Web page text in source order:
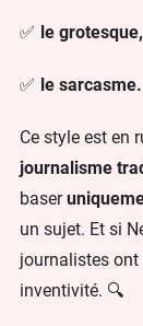
le grotesque,
le sarcasme.
Ce style est en
journalisme
baser
un sujet. Et si
journalistes
inventivité. 🔍